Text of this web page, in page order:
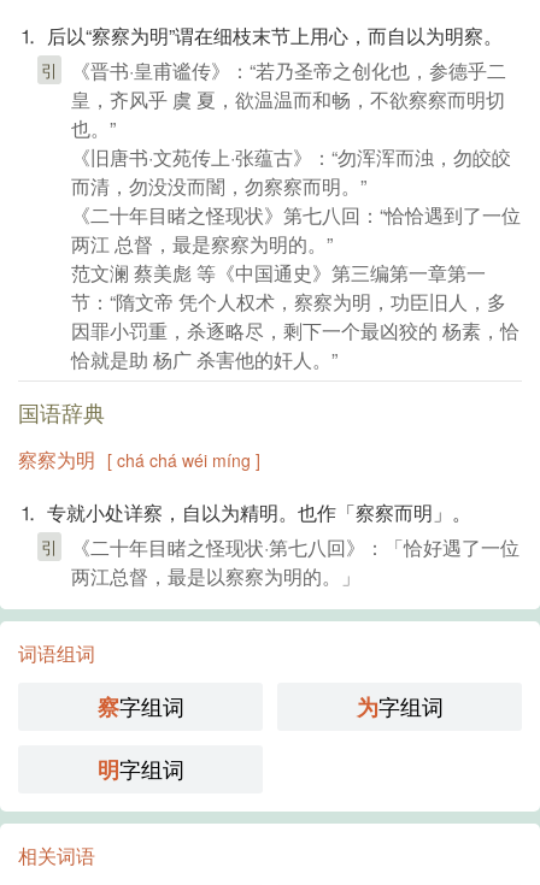
⒈ 后以“察察为明”谓在细枝末节上用心，而自以为明察。
引
《晋书·皇甫谧传》：“若乃圣帝之创化也，参德乎二
皇，齐风乎 虞 夏，欲温温而和畅，不欲察察而明切
也。”
《旧唐书·文苑传上·张蕴古》：“勿浑浑而浊，勿皎皎
而清，勿没没而闇，勿察察而明。”
《二十年目睹之怪现状》第七八回：“恰恰遇到了一位
两江 总督，最是察察为明的。”
范文澜 蔡美彪 等《中国通史》第三编第一章第一
节：“隋文帝 凭个人权术，察察为明，功臣旧人，多
因罪小罚重，杀逐略尽，剩下一个最凶狡的 杨素，恰
恰就是助 杨广 杀害他的奸人。”
国语辞典
察察为明 [ chá chá wéi míng ]
⒈ 专就小处详察，自以为精明。也作「察察而明」。
引
《二十年目睹之怪现状·第七八回》：「恰好遇了一位
两江总督，最是以察察为明的。」
词语组词
察字组词 为字组词
明字组词
相关词语